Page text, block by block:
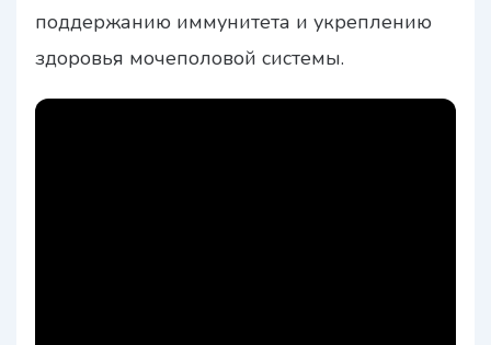
поддержанию иммунитета и укреплению
здоровья мочеполовой системы.